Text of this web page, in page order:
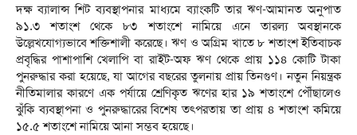
দক্ষ ব্যালান্স শিট ব্যবস্থাপনার মাধ্যমে ব্যাংকটি তার ঋণ-আমানত অনুপাত
৯১.৩ শতাংশ থেকে ৮৩ শতাংশে নামিয়ে এনে তারল্য অবস্থানকে
উল্লেখযোগ্যভাবে শক্তিশালী করেছে। ঋণ ও অগ্রিম খাতে ৮ শতাংশ ইতিবাচক
প্রবৃদ্ধির পাশাপাশি খেলাপি বা রাইট-অফ ঋণ থেকে প্রায় ১১৪ কোটি টাকা
পুনরুদ্ধার করা হয়েছে, যা আগের বছরের তুলনায় প্রায় তিনগুণ। নতুন নিয়ন্ত্রক
নীতিমালার কারণে এক পর্যায়ে শ্রেণিকৃত ঋণের হার ১৯ শতাংশে পৌঁছালেও
ঝুঁকি ব্যবস্থাপনা ও পুনরুদ্ধারের বিশেষ তৎপরতায় তা প্রায় ৪ শতাংশ কমিয়ে
১৫.৫ শতাংশে নামিয়ে আনা সম্ভব হয়েছে।